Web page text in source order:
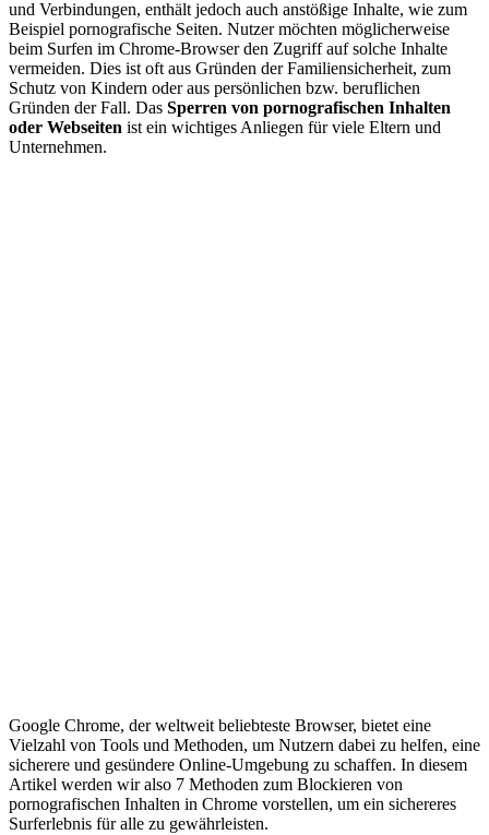
und Verbindungen, enthält jedoch auch anstößige Inhalte, wie zum
Beispiel pornografische Seiten. Nutzer möchten möglicherweise
beim Surfen im Chrome-Browser den Zugriff auf solche Inhalte
vermeiden. Dies ist oft aus Gründen der Familiensicherheit, zum
Schutz von Kindern oder aus persönlichen bzw. beruflichen
Gründen der Fall. Das Sperren von pornografischen Inhalten
oder Webseiten ist ein wichtiges Anliegen für viele Eltern und
Unternehmen.
Google Chrome, der weltweit beliebteste Browser, bietet eine
Vielzahl von Tools und Methoden, um Nutzern dabei zu helfen, eine
sicherere und gesündere Online-Umgebung zu schaffen. In diesem
Artikel werden wir also 7 Methoden zum Blockieren von
pornografischen Inhalten in Chrome vorstellen, um ein sichereres
Surferlebnis für alle zu gewährleisten.